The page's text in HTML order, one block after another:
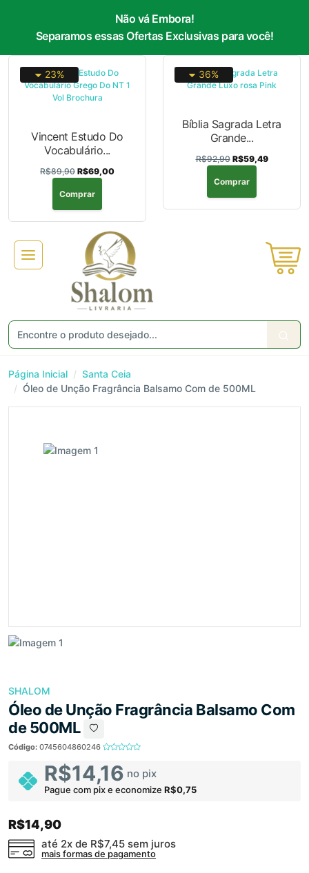
Não vá Embora!
Separamos essas Ofertas Exclusivas para você!
23%
Vincent Estudo Do
Vocabulário...
R$89,90 R$69,00
Comprar
36%
Bíblia Sagrada Letra
Grande...
R$92,90 R$59,49
Comprar
Página Inicial
Santa Ceia
Óleo de Unção Fragrância Balsamo Com de 500ML
SHALOM
Óleo de Unção Fragrância Balsamo Com
de 500ML
Código: 0745604860246
R$14,16 no pix
Pague com pix e economize R$0,75
R$14,90
até 2x de R$7,45 sem juros
mais formas de pagamento